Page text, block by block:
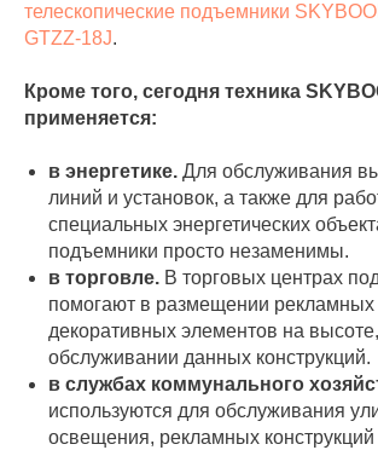
телескопические подъемники
GTZZ-18J.
Кроме того, сегодня техника
применяется:
в энергетике. Для обслуживания
линий и установок, а также для
специальных энергетических
подъемники просто незаменимы.
в торговле. В торговых центрах
помогают в размещении рекламных
декоративных элементов на
обслуживании данных конструкций.
в службах коммунального
используются для обслуживания
освещения, рекламных конструкций